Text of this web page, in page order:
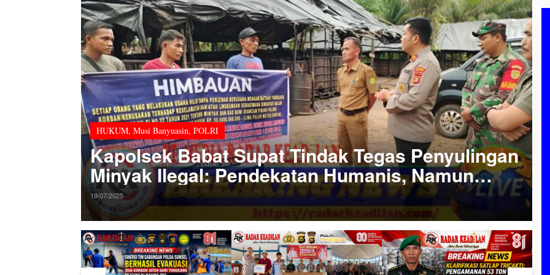
HUKUM, Musi Banyuasin, POLRI
Kapolsek Babat Supat Tindak Tegas Penyulingan
Minyak Ilegal: Pendekatan Humanis, Namun
Tegas!
19/07/2025